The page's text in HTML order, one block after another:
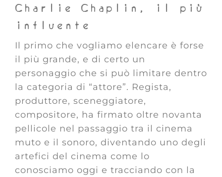
Charlie Chaplin, il più
influente
Il primo che vogliamo elencare è forse
il più grande, e di certo un
personaggio che si può limitare dentro
la categoria di “attore”. Regista,
produttore, sceneggiatore,
compositore, ha firmato oltre novanta
pellicole nel passaggio tra il cinema
muto e il sonoro, diventando uno degli
artefici del cinema come lo
conosciamo oggi e tracciando con la